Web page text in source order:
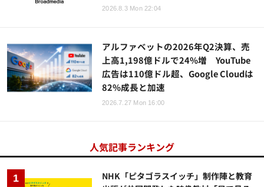
2026.8.3 Mon 22:04
アルファベットの2026年Q2決算、売
上高1,198億ドルで24%増 YouTube
広告は110億ドル超、Google Cloudは
82%成長と加速
2026.7.27 Mon 16:00
人気記事ランキング
NHK「ピタゴラスイッチ」制作陣と教育